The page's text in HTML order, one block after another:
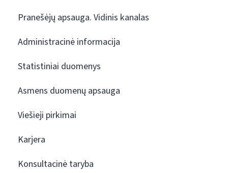
Pranešėjų apsauga. Vidinis kanalas
Administracinė informacija
Statistiniai duomenys
Asmens duomenų apsauga
Viešieji pirkimai
Karjera
Konsultacinė taryba